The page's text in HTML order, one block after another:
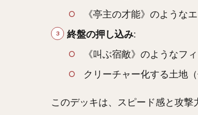
《亭主の才能》のような
終盤の押し込み:
《叫ぶ宿敵》のようなフ
クリーチャー化する土地
このデッキは、スピード感と攻撃